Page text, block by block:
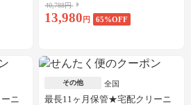
40,788円
13,980 円 65%OFF
ニ
その他 全国
最長11ヶ月保管★宅配クリーニ